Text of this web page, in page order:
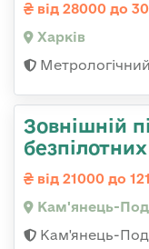
від 28000 до
Харків
Зовнішній
від 21000 до
Кам'янець-
Кам'янець-